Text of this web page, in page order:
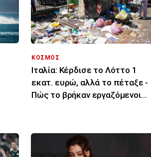
ΚΟΣΜΟΣ
Ιταλία: Κέρδισε το Λόττο 1
εκατ. ευρώ, αλλά το πέταξε -
Πώς το βρήκαν εργαζόμενοι